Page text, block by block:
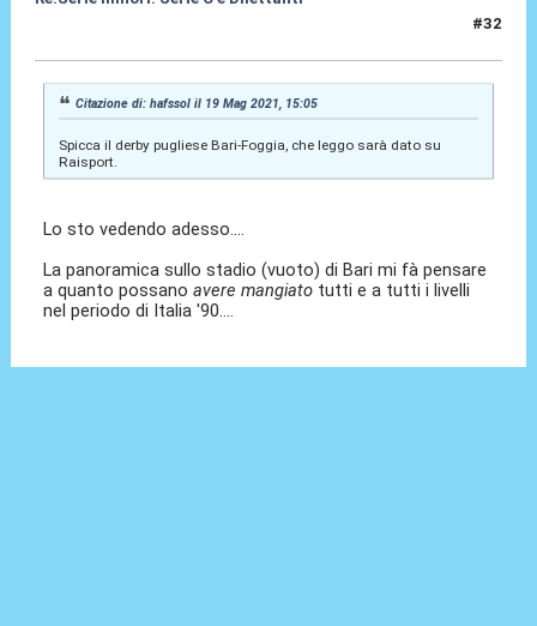
#32
Citazione di: hafssol il 19 Mag 2021, 15:05
Spicca il derby pugliese Bari-Foggia, che leggo sarà dato su
Raisport.
Lo sto vedendo adesso....
La panoramica sullo stadio (vuoto) di Bari mi fà pensare
a quanto possanoavere mangiato tutti e a tutti i livelli
nel periodo di Italia '90....